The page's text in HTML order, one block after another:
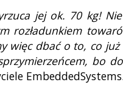
jej ok. 70 kg!
rozładunkiem
więc dbać o to, co
bo